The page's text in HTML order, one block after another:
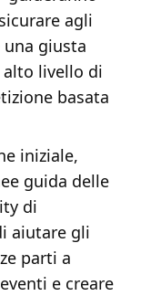
agli
giusta
livello di
basata
iniziale,
guida delle
di
aiutare gli
parti a
e creare